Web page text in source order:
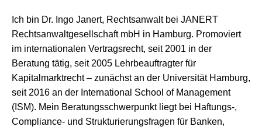
Ich bin Dr. Ingo Janert, Rechtsanwalt bei JANERT
Rechtsanwaltgesellschaft mbH in Hamburg. Promoviert
im internationalen Vertragsrecht, seit 2001 in der
Beratung tätig, seit 2005 Lehrbeauftragter für
Kapitalmarktrecht – zunächst an der Universität Hamburg,
seit 2016 an der International School of Management
(ISM). Mein Beratungsschwerpunkt liegt bei Haftungs-,
Compliance- und Strukturierungsfragen für Banken,